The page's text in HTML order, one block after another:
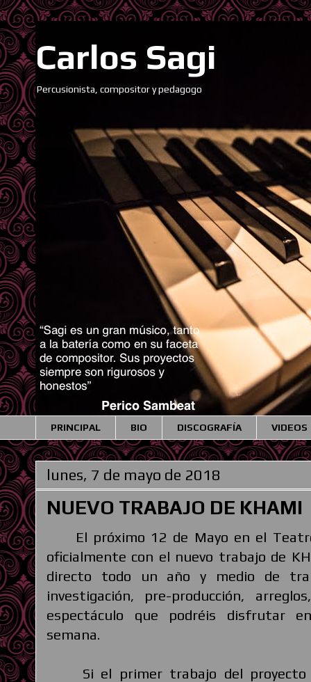
Carlos Sagi
Percusionista, compositor y pedagogo
PRINCIPAL BIO DISCOGRAFÍA VIDEOS
lunes, 7 de mayo de 2018
NUEVO TRABAJO DE KHAMI
El próximo 12 de Mayo en el Teatro
oficialmente con el nuevo trabajo de
directo todo un año y medio de
investigación, pre-producción,
espectáculo que podréis disfrutar
semana.
Si el primer trabajo del proyecto